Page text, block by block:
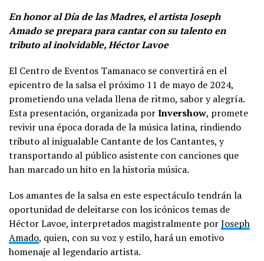
En honor al Día de las Madres, el artista Joseph
Amado se prepara para cantar con su talento en
tributo al inolvidable, Héctor Lavoe
El Centro de Eventos Tamanaco se convertirá en el
epicentro de la salsa el próximo 11 de mayo de 2024,
prometiendo una velada llena de ritmo, sabor y alegría.
Esta presentación, organizada porInvershow, promete
revivir una época dorada de la música latina, rindiendo
tributo al inigualable Cantante de los Cantantes, y
transportando al público asistente con canciones que
han marcado un hito en la historia música.
Los amantes de la salsa en este espectáculo tendrán la
oportunidad de deleitarse con los icónicos temas de
Héctor Lavoe, interpretados magistralmente porJoseph
Amado, quien, con su voz y estilo, hará un emotivo
homenaje al legendario artista.